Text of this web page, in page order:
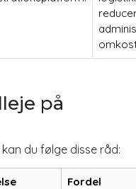
på
du følge disse råd:
Fordel